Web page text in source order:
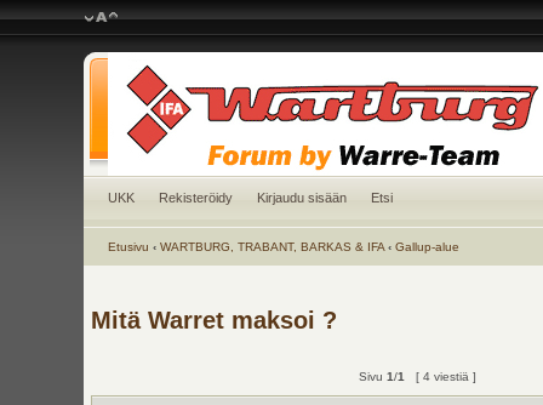
UKK Rekisteröidy Kirjaudu sisään Etsi
Etusivu ‹ WARTBURG, TRABANT, BARKAS & IFA ‹ Gallup-alue
Mitä Warret maksoi ?
Sivu 1/1 [ 4 viestiä ]